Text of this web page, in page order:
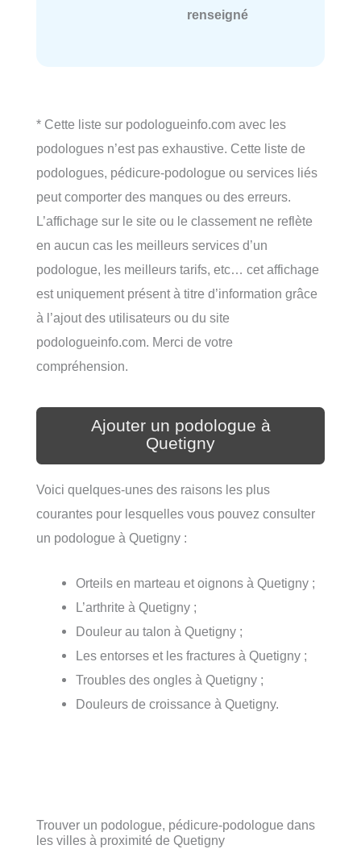
renseigné
* Cette liste sur podologueinfo.com avec les
podologues n’est pas exhaustive. Cette liste de
podologues, pédicure-podologue ou services liés
peut comporter des manques ou des erreurs.
L’affichage sur le site ou le classement ne reflète
en aucun cas les meilleurs services d’un
podologue, les meilleurs tarifs, etc… cet affichage
est uniquement présent à titre d’information grâce
à l’ajout des utilisateurs ou du site
podologueinfo.com. Merci de votre
compréhension.
Ajouter un podologue à
Quetigny
Voici quelques-unes des raisons les plus
courantes pour lesquelles vous pouvez consulter
un podologue à Quetigny :
Orteils en marteau et oignons à Quetigny ;
L’arthrite à Quetigny ;
Douleur au talon à Quetigny ;
Les entorses et les fractures à Quetigny ;
Troubles des ongles à Quetigny ;
Douleurs de croissance à Quetigny.
Trouver un podologue, pédicure-podologue dans
les villes à proximité de Quetigny